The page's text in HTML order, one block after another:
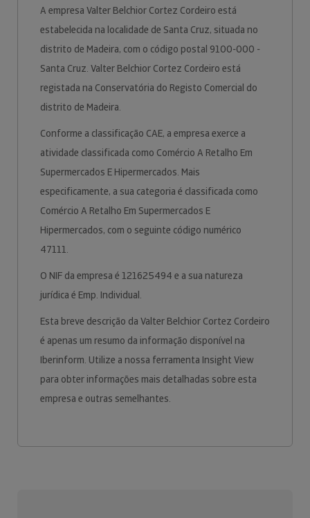
A empresa Valter Belchior Cortez Cordeiro está
estabelecida na localidade de Santa Cruz, situada no
distrito de Madeira, com o código postal 9100-000 -
Santa Cruz. Valter Belchior Cortez Cordeiro está
registada na Conservatória do Registo Comercial do
distrito de Madeira.
Conforme a classificação CAE, a empresa exerce a
atividade classificada como Comércio A Retalho Em
Supermercados E Hipermercados. Mais
especificamente, a sua categoria é classificada como
Comércio A Retalho Em Supermercados E
Hipermercados, com o seguinte código numérico
47111.
O NIF da empresa é 121625494 e a sua natureza
jurídica é Emp. Individual.
Esta breve descrição da Valter Belchior Cortez Cordeiro
é apenas um resumo da informação disponível na
Iberinform. Utilize a nossa ferramenta Insight View
para obter informações mais detalhadas sobre esta
empresa e outras semelhantes.